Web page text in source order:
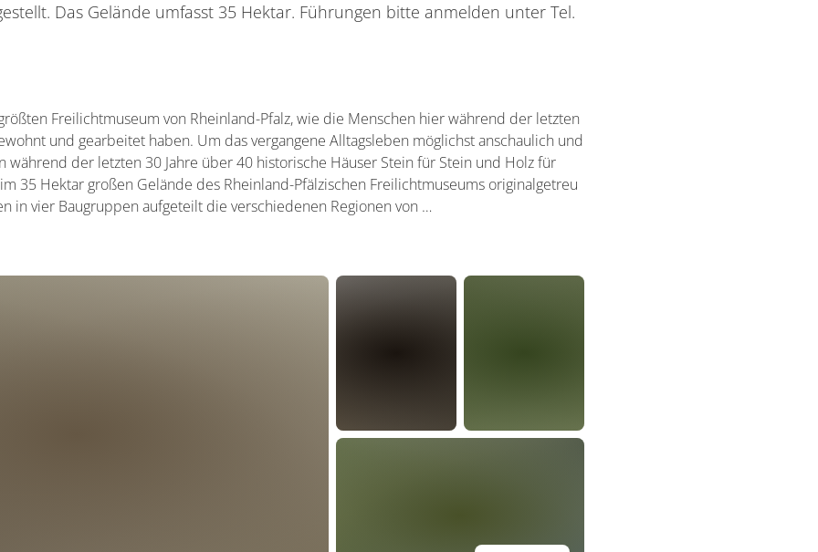
Das Gelände umfasst 35 Hektar. Führungen bitte anmelden unter Tel.
Freilichtmuseum von Rheinland-Pfalz, wie die Menschen hier während der letzten
und gearbeitet haben. Um das vergangene Alltagsleben möglichst anschaulich und
während der letzten 30 Jahre über 40 historische Häuser Stein für Stein und Holz für
35 Hektar großen Gelände des Rheinland-Pfälzischen Freilichtmuseums originalgetreu
in vier Baugruppen aufgeteilt die verschiedenen Regionen von …